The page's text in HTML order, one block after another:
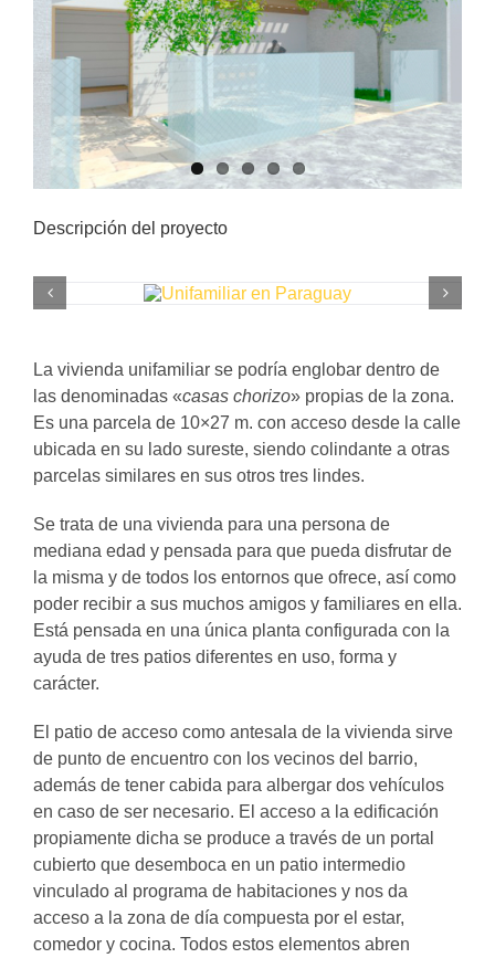
Descripción del proyecto
La vivienda unifamiliar se podría englobar dentro de
las denominadas «casas chorizo» propias de la zona.
Es una parcela de 10×27 m. con acceso desde la calle
ubicada en su lado sureste, siendo colindante a otras
parcelas similares en sus otros tres lindes.
Se trata de una vivienda para una persona de
mediana edad y pensada para que pueda disfrutar de
la misma y de todos los entornos que ofrece, así como
poder recibir a sus muchos amigos y familiares en ella.
Está pensada en una única planta configurada con la
ayuda de tres patios diferentes en uso, forma y
carácter.
El patio de acceso como antesala de la vivienda sirve
de punto de encuentro con los vecinos del barrio,
además de tener cabida para albergar dos vehículos
en caso de ser necesario. El acceso a la edificación
propiamente dicha se produce a través de un portal
cubierto que desemboca en un patio intermedio
vinculado al programa de habitaciones y nos da
acceso a la zona de día compuesta por el estar,
comedor y cocina. Todos estos elementos abren